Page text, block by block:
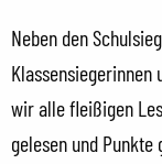
Neben den
wir alle fleißigen
gelesen und